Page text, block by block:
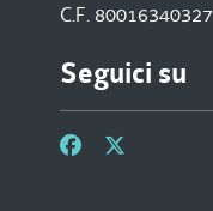
C.F. 80016340327
Seguici su